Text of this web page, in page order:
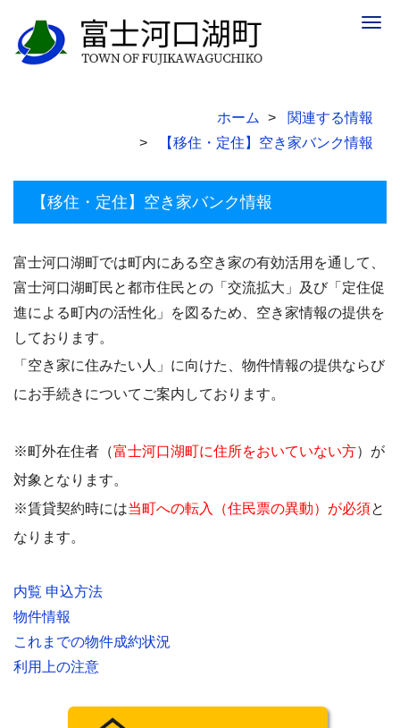
ホーム
関連する情報
【移住・定住】空き家バンク情報
【移住・定住】空き家バンク情報
富士河口湖町では町内にある空き家の有効活用を通して、
富士河口湖町民と都市住民との「交流拡大」及び「定住促
進による町内の活性化」を図るため、空き家情報の提供を
しております。
「空き家に住みたい人」に向けた、物件情報の提供ならび
にお手続きについてご案内しております。
※町外在住者（富士河口湖町に住所をおいていない方）が
対象となります。
※賃貸契約時には当町への転入（住民票の異動）が必須と
なります。
内覧 申込方法
物件情報
これまでの物件成約状況
利用上の注意